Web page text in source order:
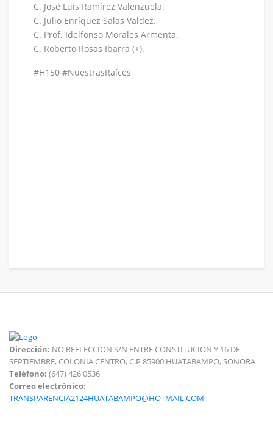
C. José Luis Ramírez Valenzuela.
C. Julio Enríquez Salas Valdez.
C. Prof. Idelfonso Morales Armenta.
C. Roberto Rosas Ibarra (+).
#H150 #NuestrasRaíces
Dirección: NO REELECCION S/N ENTRE CONSTITUCION Y 16 DE
SEPTIEMBRE, COLONIA CENTRO, C.P 85900 HUATABAMPO, SONORA
Teléfono: (647) 426 0536
Correo electrónico:
TRANSPARENCIA2124HUATABAMPO@HOTMAIL.COM